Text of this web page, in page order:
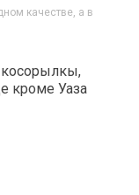
качестве, а в
косорылкы,
кроме Уаза